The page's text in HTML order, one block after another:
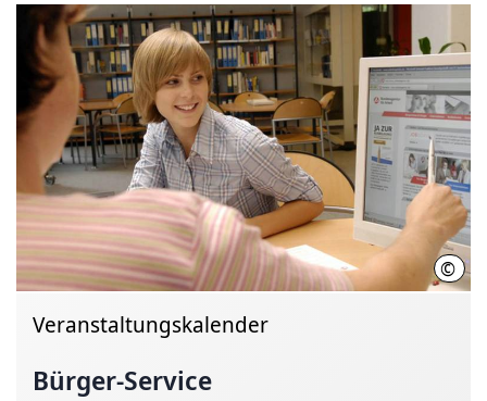
©
Veranstaltungskalender
Bürger-Service